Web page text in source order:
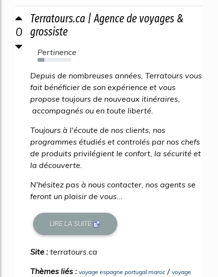
0
Terratours.ca | Agence de voyages &
grossiste
Pertinence
20%
Depuis de nombreuses années, Terratours vous
fait bénéficier de son expérience et vous
propose toujours de nouveaux itinéraires,
accompagnés ou en toute liberté.
Toujours à l'écoute de nos clients, nos
programmes étudiés et controlés par nos chefs
de produits privilégient le confort, la sécurité et
la découverte.
N'hésitez pas à nous contacter, nos agents se
feront un plaisir de vous...
LIRE LA SUITE
Site : terratours.ca
Thèmes liés : voyage espagne portugal maroc / voyage